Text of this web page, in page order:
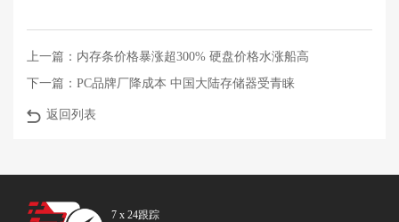
上一篇： 内存条价格暴涨超300% 硬盘价格水涨船高
下一篇： PC品牌厂降成本 中国大陆存储器受青睐
返回列表
7 x 24跟踪